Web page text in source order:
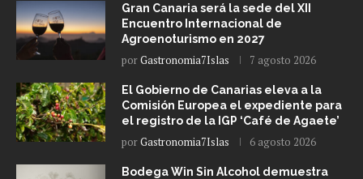
Gran Canaria será la sede del XII
Encuentro Internacional de
Agroenoturismo en 2027
porGastronomia7Islas 7 agosto 2026
El Gobierno de Canarias eleva a la
Comisión Europea el expediente para
el registro de la IGP ‘Café de Agaete’
porGastronomia7Islas 6 agosto 2026
Bodega Win Sin Alcohol demuestra